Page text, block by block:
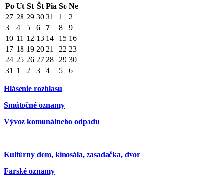
Po Ut St Št Pia So Ne
27 28 29 30 31 1
2
3
4 5 6 7 8
9
10 11 12 13 14 15 16
17 18 19 20 21 22 23
24 25 26 27 28 29 30
31 1 2 3 4 5 6
Hlásenie rozhlasu
Smútočné oznamy
Vývoz komunálneho odpadu
Kultúrny dom, kinosála, zasadačka, dvor
Farské oznamy